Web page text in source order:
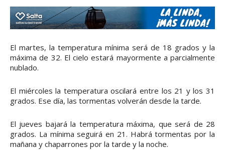
El martes, la temperatura mínima será de 18 grados y la
máxima de 32. El cielo estará mayormente a parcialmente
nublado.
El miércoles la temperatura oscilará entre los 21 y los 31
grados. Ese día, las tormentas volverán desde la tarde.
El jueves bajará la temperatura máxima, que será de 28
grados. La mínima seguirá en 21. Habrá tormentas por la
mañana y chaparrones por la tarde y la noche.